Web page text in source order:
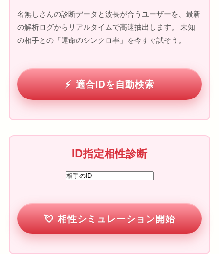
名無しさんの診断データと波長が合うユーザーを、最新
の解析ログからリアルタイムで高速抽出します。 未知
の相手との「運命のシンクロ率」を今すぐ試そう。
適合IDを自動検索
ID指定相性診断
相性シミュレーション開始